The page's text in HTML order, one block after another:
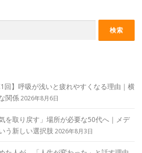
回】呼吸が浅いと疲れやすくなる理由｜横
関係2026年8月6日
を取り戻す」場所が必要な50代へ｜メデ
う新しい選択肢 2026年8月3日